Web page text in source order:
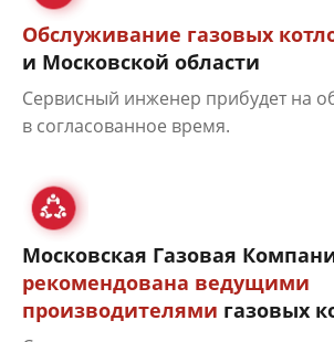
Обслуживание газовых
и Московской области
Сервисный инженер прибудет на
в согласованное время.
Московская Газовая
рекомендована ведущими
производителями газовых